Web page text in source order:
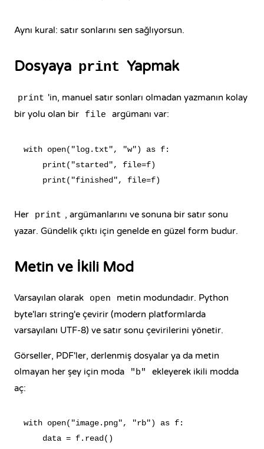
Aynı kural: satır sonlarını sen sağlıyorsun.
Dosyaya print Yapmak
print 'in, manuel satır sonları olmadan yazmanın kolay
bir yolu olan bir
file argümanı var:
with open("log.txt", "w") as f:
    print("started", file=f)
Her print , argümanlarını ve sonuna bir satır sonu
yazar. Gündelik çıktı için genelde en güzel form budur.
Metin ve İkili Mod
Varsayılan olarak open
metin modundadır. Python
byte'ları string'e çevirir (modern platformlarda
varsayılanı UTF-8) ve satır sonu çevirilerini yönetir.
Görseller, PDF'ler, derlenmiş dosyalar ya da metin
olmayan her şey için moda
"b"
ekleyerek ikili modda
aç:
with open("image.png", "rb") as f:
    data = f.read()